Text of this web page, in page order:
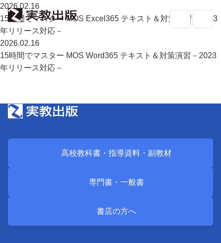
検索
高校教科書・ 副教材
よくあるご質問・お問い合わせ
個人情報・特定個人情報の取り扱い
2026.02.16
15時間でマスター MOS Excel365 テキスト＆対策演習－2023
年リリース対応－
2026.02.16
15時間でマスター MOS Word365 テキスト＆対策演習－2023
年リリース対応－
高校教科書・ 指導資料・ 副教材
専門書・ 一般書
書店の方へ